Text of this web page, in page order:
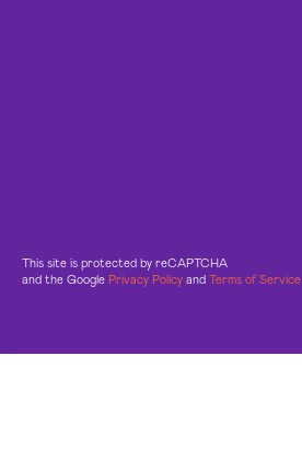
This site is protected by reCAPTCHA
and the Google Privacy Policy and Terms of Service